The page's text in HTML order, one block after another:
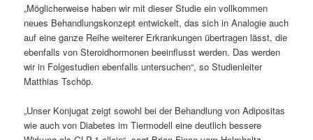
„Möglicherweise haben wir mit dieser Studie ein vollkommen
neues Behandlungskonzept entwickelt, das sich in Analogie auch
auf eine ganze Reihe weiterer Erkrankungen übertragen lässt, die
ebenfalls von Steroidhormonen beeinflusst werden. Das werden
wir in Folgestudien ebenfalls untersuchen“, so Studienleiter
Matthias Tschöp.
„Unser Konjugat zeigt sowohl bei der Behandlung von Adipositas
wie auch von Diabetes im Tiermodell eine deutlich bessere